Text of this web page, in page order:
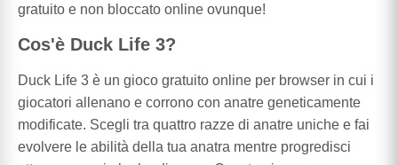
gratuito e non bloccato online ovunque!
Cos'è Duck Life 3?
Duck Life 3 è un gioco gratuito online per browser in cui i
giocatori allenano e corrono con anatre geneticamente
modificate. Scegli tra quattro razze di anatre uniche e fai
evolvere le abilità della tua anatra mentre progredisci